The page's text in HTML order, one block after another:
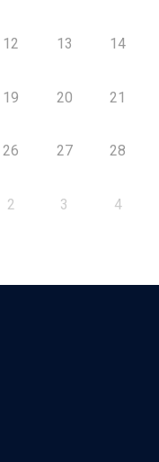
12 13 14
19 20 21
26 27 28
2 3 4